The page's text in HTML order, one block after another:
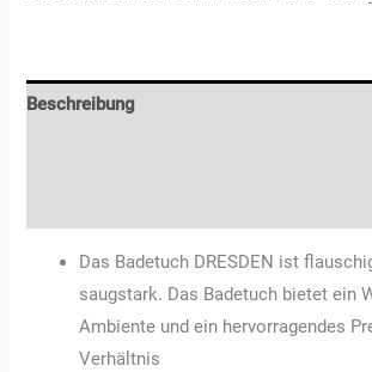
Beschreibung
Das Badetuch DRESDEN ist
saugstark. Das Badetuch bietet ein
Ambiente und ein hervorragendes
Verhältnis